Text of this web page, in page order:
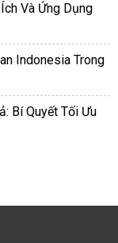
Và Ứng Dụng
Indonesia Trong
Bí Quyết Tối Ưu